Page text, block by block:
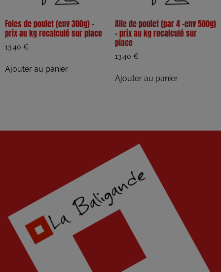
Foies de poulet (env 300g) –
prix au kg recalculé sur place
13,40 €
Ajouter au panier
Aile de poulet (par 4 -env 500g)
– prix au kg recalculé sur
place
13,40 €
Ajouter au panier